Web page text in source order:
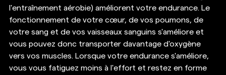
l'entraînement aérobie) améliorent votre endurance. Le
fonctionnement de votre cœur, de vos poumons, de
votre sang et de vos vaisseaux sanguins s'améliore et
vous pouvez donc transporter davantage d'oxygène
vers vos muscles. Lorsque votre endurance s'améliore,
vous vous fatiguez moins à l'effort et restez en forme